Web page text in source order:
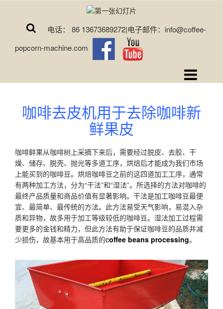
电话： 86 13673689272|电子邮件：info@coffee-
popcorn-machine.com
咖啡去皮机用于去除咖啡新
鲜果皮
咖啡鲜果从咖啡树上采摘下来后，需要经过脱皮、去胶、干
燥、储存、脱壳、抛光等多道工序，烘焙后才能成为我们市场
上能买到的咖啡豆。烘焙咖啡豆之前的这四道加工工序，通常
有两种加工方法，分为“干法”和“湿法”。所选择的方法对咖啡的
最终产品质量和商品价值有显著影响。干法是加工咖啡豆最便
宜、最简单、最传统的方法。此方法易受天气影响，易混入杂
质和异物，故多用于加工等级较低的咖啡豆。湿法加工过程需
要更多的金钱和精力，但此方法有助于保证咖啡豆的品质并减
少损伤，故基本用于高品质的coffee beans processing。